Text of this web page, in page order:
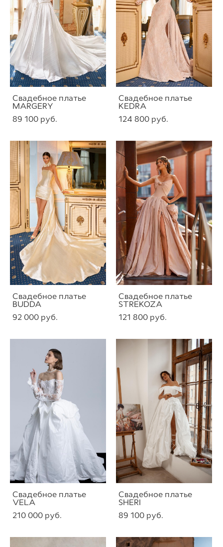
Свадебное платье
MARGERY
89 100 pуб.
Свадебное платье
KEDRA
124 800 pуб.
Свадебное платье
BUDDA
92 000 pуб.
Свадебное платье
STREKOZA
121 800 pуб.
Свадебное платье
VELA
210 000 pуб.
Свадебное платье
SHERI
89 100 pуб.